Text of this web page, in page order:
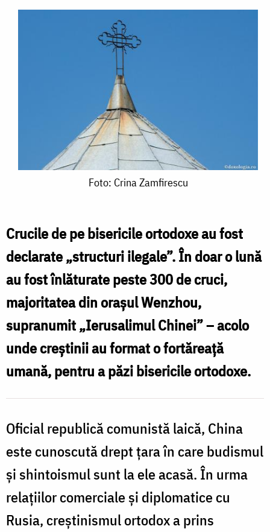
Foto: Crina Zamfirescu
Crucile de pe bisericile ortodoxe au fost
declarate „structuri ilegale”. În doar o lună
au fost înlăturate peste 300 de cruci,
majoritatea din oraşul Wenzhou,
supranumit „Ierusalimul Chinei” – acolo
unde creştinii au format o fortăreaţă
umană, pentru a păzi bisericile ortodoxe.
Oficial republică comunistă laică, China
este cunoscută drept ţara în care budismul
şi shintoismul sunt la ele acasă. În urma
relaţiilor comerciale şi diplomatice cu
Rusia, creştinismul ortodox a prins